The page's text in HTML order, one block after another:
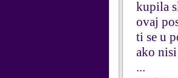
kupila
ovaj
ti se u
ako
...